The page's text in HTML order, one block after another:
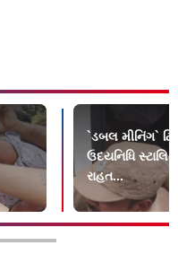
`ડબલ મીનિંગ`
ઉદયનિધિ
રાહત...